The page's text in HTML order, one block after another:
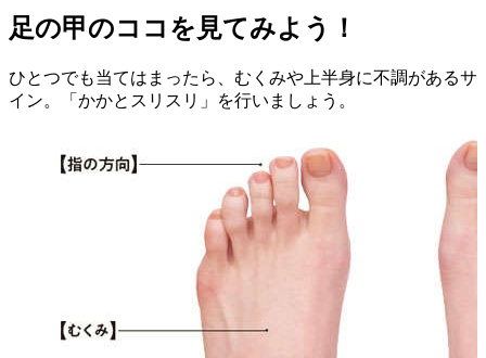
足の甲のココを見てみよう！
ひとつでも当てはまったら、むくみや上半身に不調があるサ
イン。「かかとスリスリ」を行いましょう。